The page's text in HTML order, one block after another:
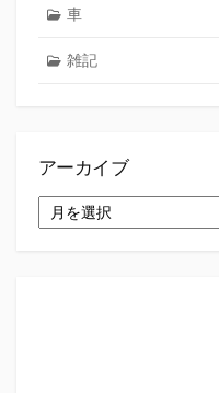
車
雑記
アーカイブ
ー